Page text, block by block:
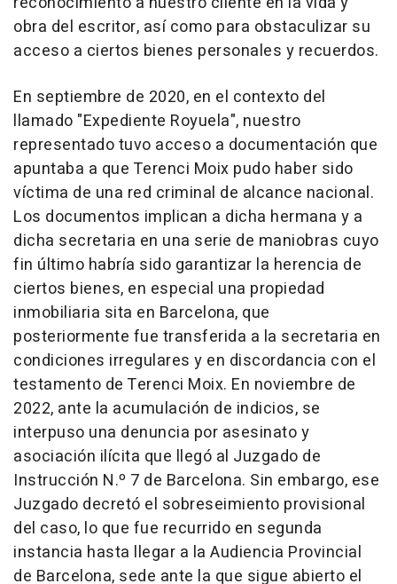
obra del escritor, así como para obstaculizar su
acceso a ciertos bienes personales y recuerdos.
En septiembre de 2020, en el contexto del
llamado "Expediente Royuela", nuestro
representado tuvo acceso a documentación que
apuntaba a que Terenci Moix pudo haber sido
víctima de una red criminal de alcance nacional.
Los documentos implican a dicha hermana y a
dicha secretaria en una serie de maniobras cuyo
fin último habría sido garantizar la herencia de
ciertos bienes, en especial una propiedad
inmobiliaria sita en Barcelona, que
posteriormente fue transferida a la secretaria en
condiciones irregulares y en discordancia con el
testamento de Terenci Moix. En noviembre de
2022, ante la acumulación de indicios, se
interpuso una denuncia por asesinato y
asociación ilícita que llegó al Juzgado de
Instrucción N.º 7 de Barcelona. Sin embargo, ese
Juzgado decretó el sobreseimiento provisional
del caso, lo que fue recurrido en segunda
instancia hasta llegar a la Audiencia Provincial
de Barcelona, sede ante la que sigue abierto el